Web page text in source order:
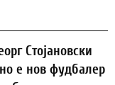
Стојановски
е нов фудбалер